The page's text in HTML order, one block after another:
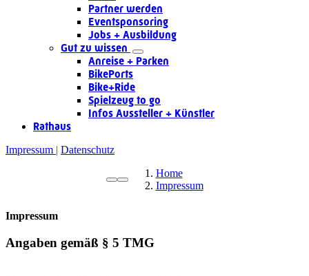
Partner werden
Eventsponsoring
Jobs + Ausbildung
Gut zu wissen
Anreise + Parken
BikePorts
Bike+Ride
Spielzeug to go
Infos Aussteller + Künstler
Rathaus
Impressum
Datenschutz
Home
Impressum
Impressum
Angaben gemäß § 5 TMG